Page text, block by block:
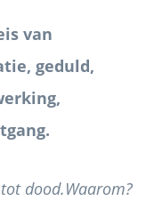
van
geduld,
dood.Waarom?